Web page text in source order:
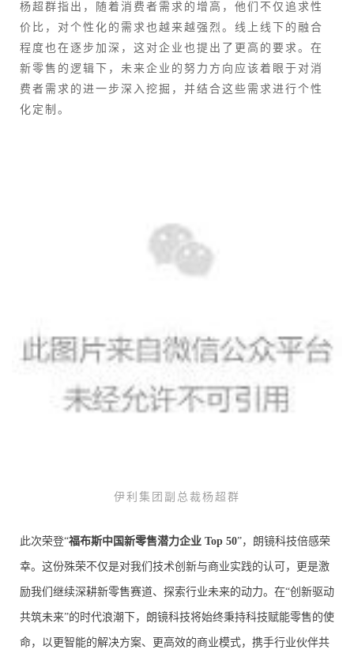
杨超群指出，随着消费者需求的增高，他们不仅追求性
价比，对个性化的需求也越来越强烈。线上线下的融合
程度也在逐步加深，这对企业也提出了更高的要求。在
新零售的逻辑下，未来企业的努力方向应该着眼于对消
费者需求的进一步深入挖掘，并结合这些需求进行个性
化定制。
伊利集团副总裁杨超群
此次荣登“福布斯中国新零售潜力企业 Top 50”，朗镜科技倍感荣
幸。这份殊荣不仅是对我们技术创新与商业实践的认可，更是激
励我们继续深耕新零售赛道、探索行业未来的动力。在“创新驱动
共筑未来”的时代浪潮下，朗镜科技将始终秉持科技赋能零售的使
命，以更智能的解决方案、更高效的商业模式，携手行业伙伴共